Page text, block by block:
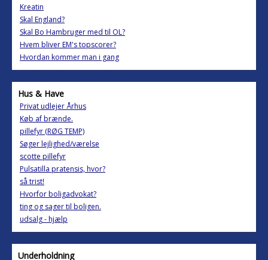
Kreatin
Skal England?
Skal Bo Hambruger med til OL?
Hvem bliver EM's topscorer?
Hvordan kommer man i gang
Hus & Have
Privat udlejer Århus
Køb af brænde.
pillefyr (RØG TEMP)
Søger lejlighed/værelse
scotte pillefyr
Pulsatilla pratensis, hvor?
så trist!
Hvorfor boligadvokat?
ting og sager til boligen.
udsalg - hjælp
Underholdning